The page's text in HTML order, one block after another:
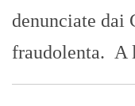
denunciate dai
fraudolenta.